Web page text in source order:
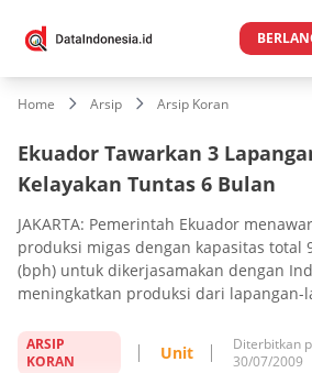
Home Arsip Arsip Koran
Ekuador Tawarkan 3
Kelayakan Tuntas 6 Bulan
JAKARTA: Pemerintah Ekuador
produksi migas dengan kapasitas total
(bph) untuk dikerjasamakan dengan
meningkatkan produksi dari lapangan-
ARSIP
KORAN
Unit
Diterbitkan
30/07/2009